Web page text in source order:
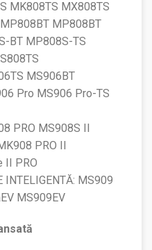
MK808TS MX808TS
MP808BT
BT MP808S-TS
MS906BT
Pro MS906 Pro-TS
PRO MS908S II
PRO II
II PRO
INTELIGENTĂ: MS909
MS909EV